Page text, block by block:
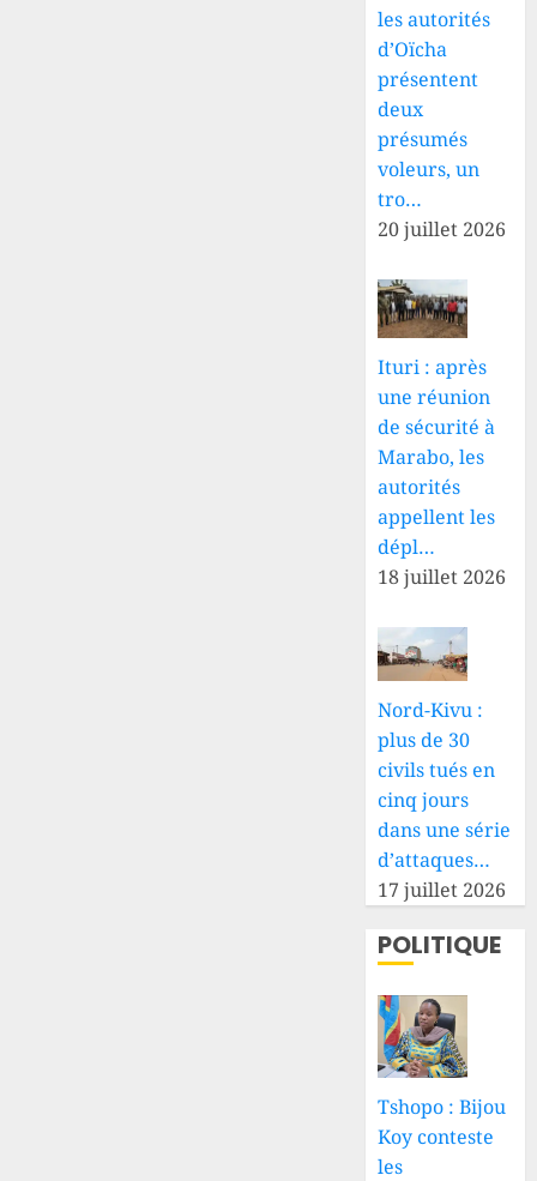
les autorités
d’Oïcha
présentent
deux
présumés
voleurs, un
tro…
20 juillet 2026
Ituri : après
une réunion
de sécurité à
Marabo, les
autorités
appellent les
dépl…
18 juillet 2026
Nord-Kivu :
plus de 30
civils tués en
cinq jours
dans une série
d’attaques…
17 juillet 2026
POLITIQUE
Tshopo : Bijou
Koy conteste
les